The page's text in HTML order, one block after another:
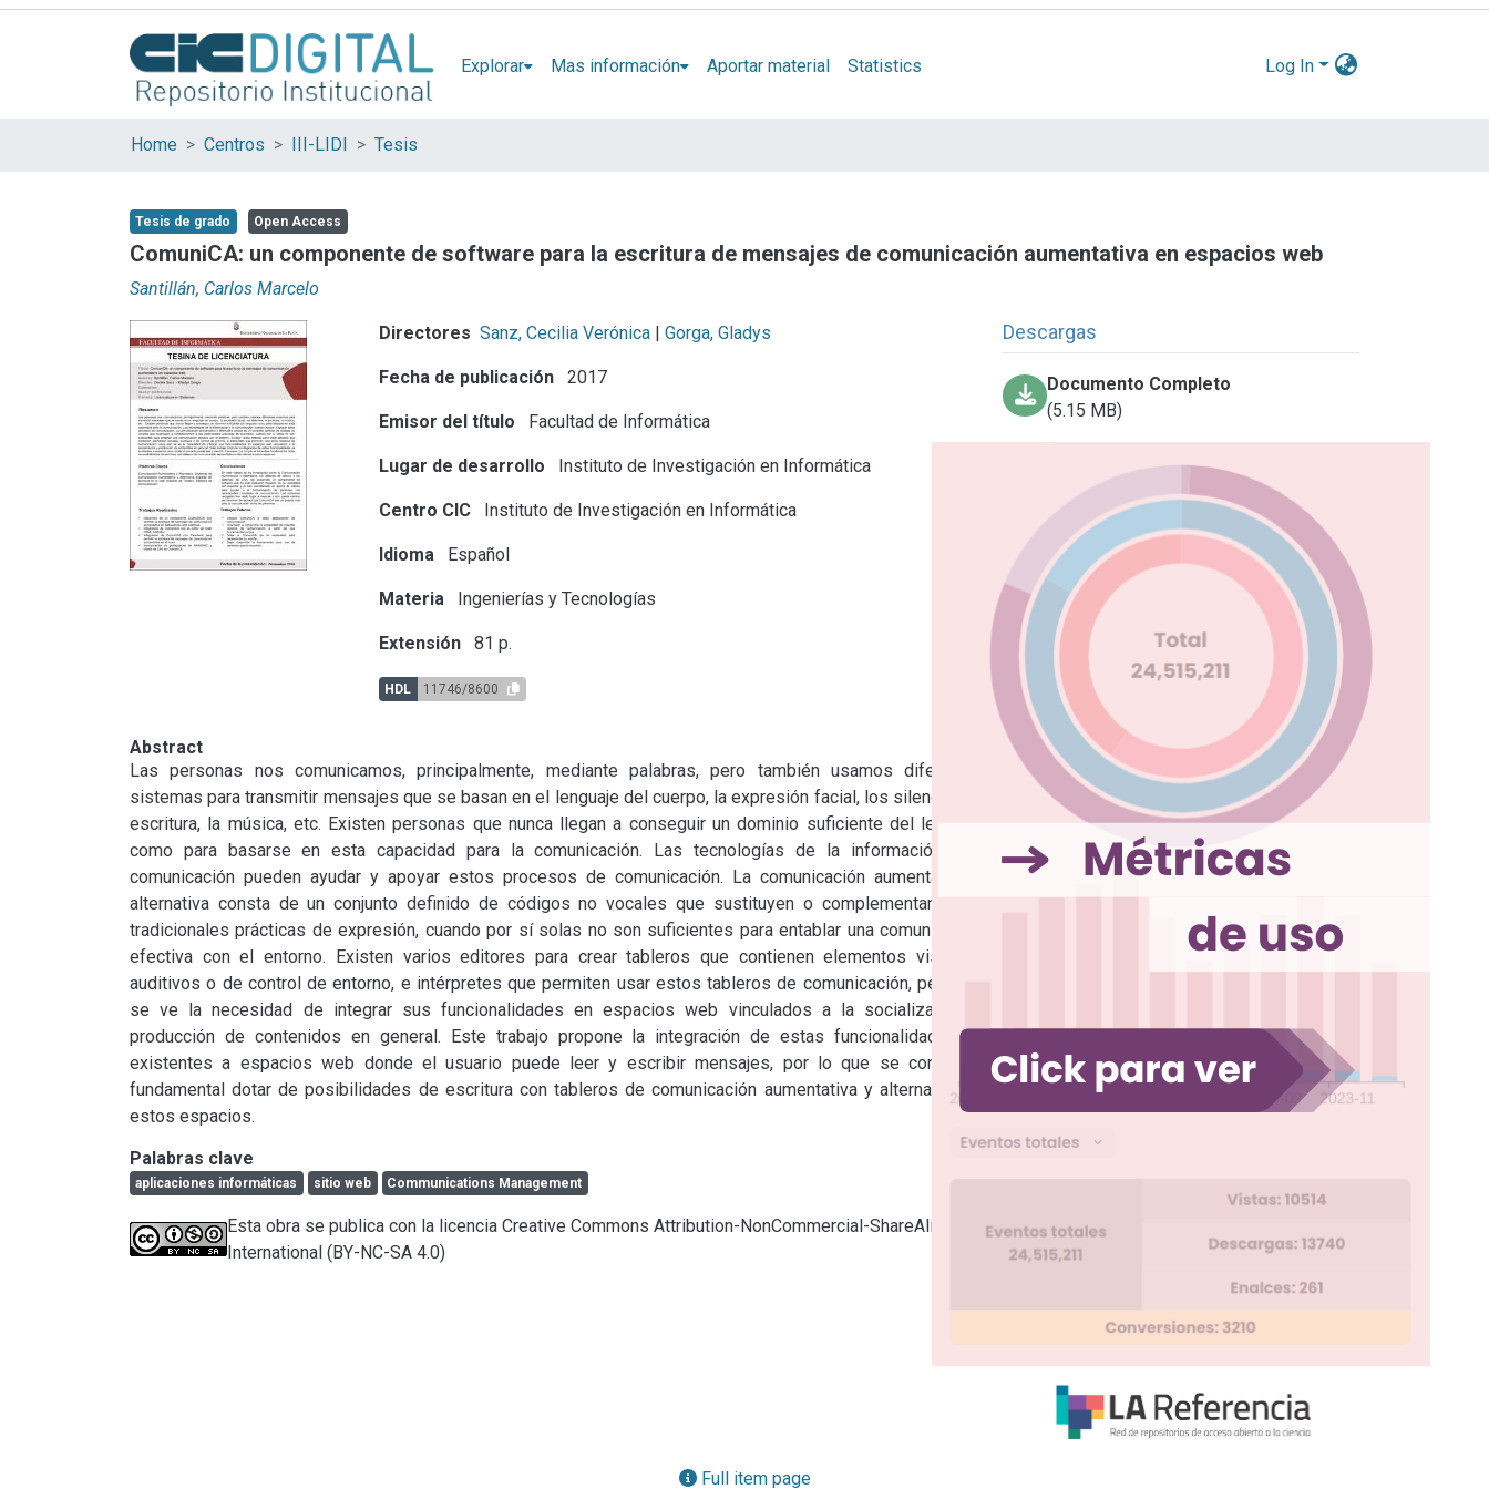
Explorar Mas información Aportar material Statistics Log In
Home Centros III-LIDI Tesis
Tesis de grado Open Access
ComuniCA: un componente de software para la escritura de mensajes de comunicación aumentativa en espacios web
Santillán, Carlos Marcelo
Directores Sanz, Cecilia Verónica | Gorga, Gladys
Fecha de publicación 2017
Emisor del título Facultad de Informática
Lugar de desarrollo Instituto de Investigación en Informática
Centro CIC Instituto de Investigación en Informática
Idioma Español
Materia Ingenierías y Tecnologías
Extensión 81 p.
HDL 11746/8600
Descargas
Documento Completo
(5.15 MB)
Abstract
Las personas nos comunicamos, principalmente, mediante palabras, pero también usamos diferentes
sistemas para transmitir mensajes que se basan en el lenguaje del cuerpo, la expresión facial, los silencios, la
escritura, la música, etc. Existen personas que nunca llegan a conseguir un dominio suficiente del lenguaje
como para basarse en esta capacidad para la comunicación. Las tecnologías de la información y la
comunicación pueden ayudar y apoyar estos procesos de comunicación. La comunicación aumentativa y
alternativa consta de un conjunto definido de códigos no vocales que sustituyen o complementan a las
tradicionales prácticas de expresión, cuando por sí solas no son suficientes para entablar una comunicación
efectiva con el entorno. Existen varios editores para crear tableros que contienen elementos visuales,
auditivos o de control de entorno, e intérpretes que permiten usar estos tableros de comunicación, pero aún
se ve la necesidad de integrar sus funcionalidades en espacios web vinculados a la socialización y
producción de contenidos en general. Este trabajo propone la integración de estas funcionalidades ya
existentes a espacios web donde el usuario puede leer y escribir mensajes, por lo que se considera
fundamental dotar de posibilidades de escritura con tableros de comunicación aumentativa y alternativas a
estos espacios.
Palabras clave
aplicaciones informáticas sitio web Communications Management
Esta obra se publica con la licencia Creative Commons Attribution-NonCommercial-ShareAlike 4.0
International (BY-NC-SA 4.0)
Full item page